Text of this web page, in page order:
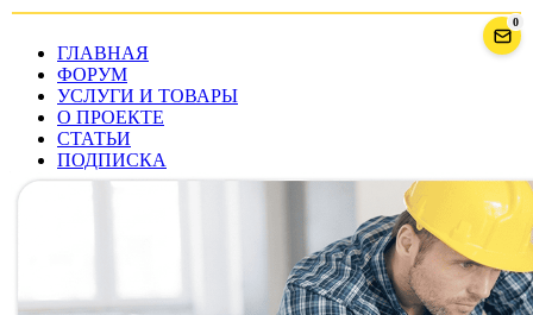
ГЛАВНАЯ
ФОРУМ
УСЛУГИ И ТОВАРЫ
О ПРОЕКТЕ
СТАТЬИ
ПОДПИСКА
0